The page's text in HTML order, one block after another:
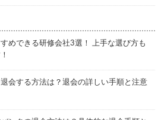
めできる研修会社3選！ 上手な選び方も
会する方法は？退会の詳しい手順と注意